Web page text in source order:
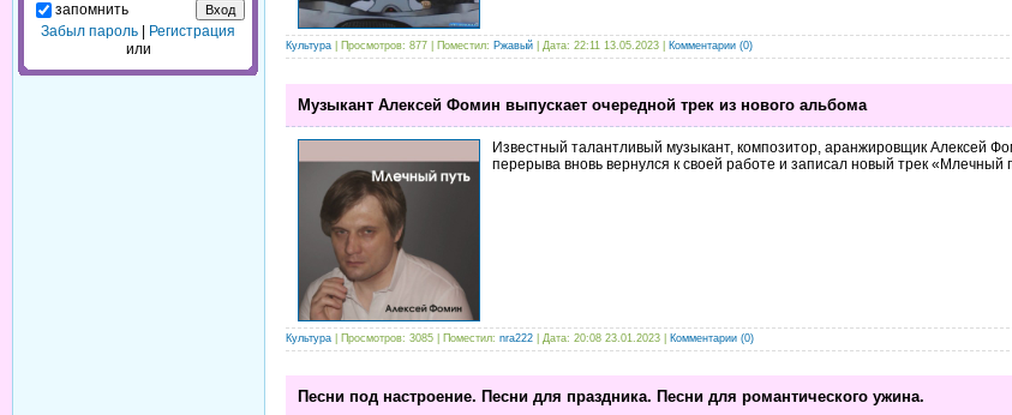
запомнить
Забыл пароль
Регистрация
или
Культура | Просмотров: 877 | Поместил: Ржавый | Дата: 22:11 13.05.2023 Комментарии (0)
Музыкант Алексей Фомин выпускает очередной трек из нового альбома
Известный талантливый музыкант, композитор, аранжировщик Алексей
перерыва вновь вернулся к своей работе и записал новый трек «Млечный
Культура | Просмотров: 3085 | Поместил: nra222 | Дата: 20:08 23.01.2023 Комментарии (0)
Песни под настроение. Песни для праздника. Песни для романтического ужина.